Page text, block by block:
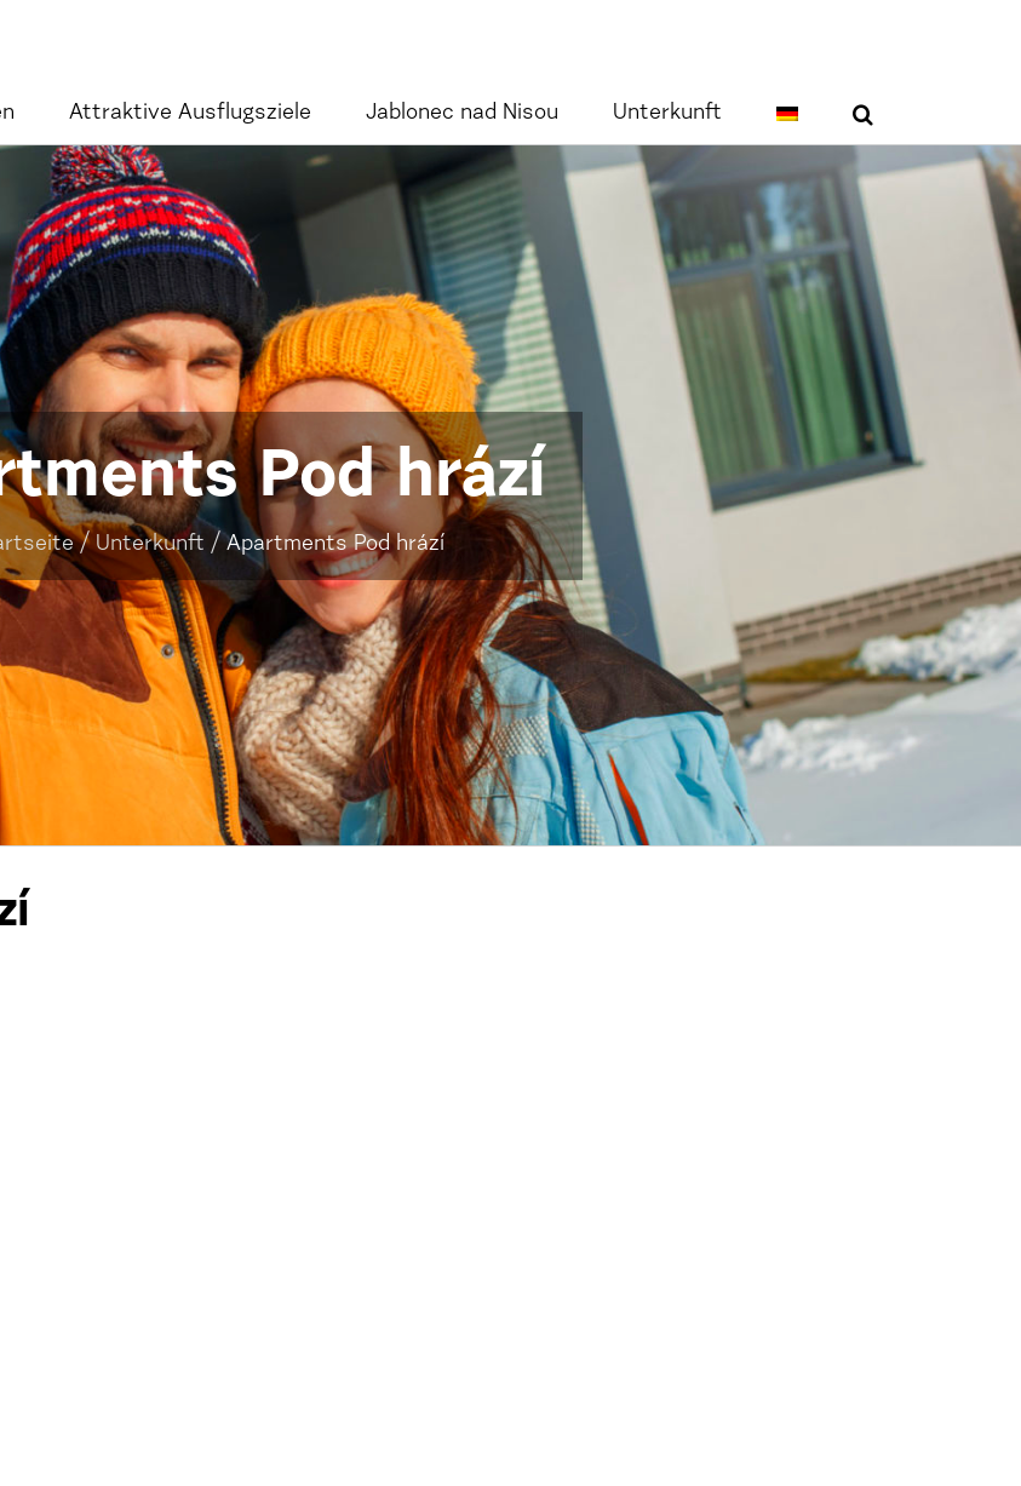
Attraktive Ausflugsziele Jablonec nad Nisou Unterkunft
Pod hrází
/ Unterkunft /Apartments Pod hrází